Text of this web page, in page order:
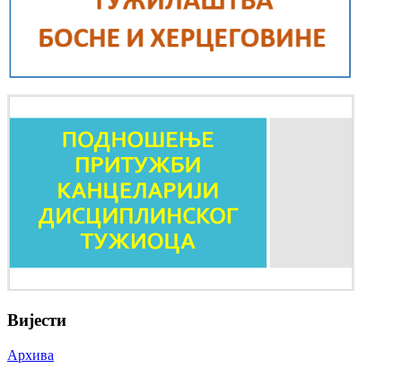
Вијести
Архива